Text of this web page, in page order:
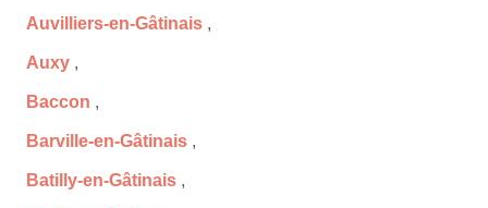
Auvilliers-en-Gâtinais ,
Auxy ,
Baccon ,
Barville-en-Gâtinais ,
Batilly-en-Gâtinais ,